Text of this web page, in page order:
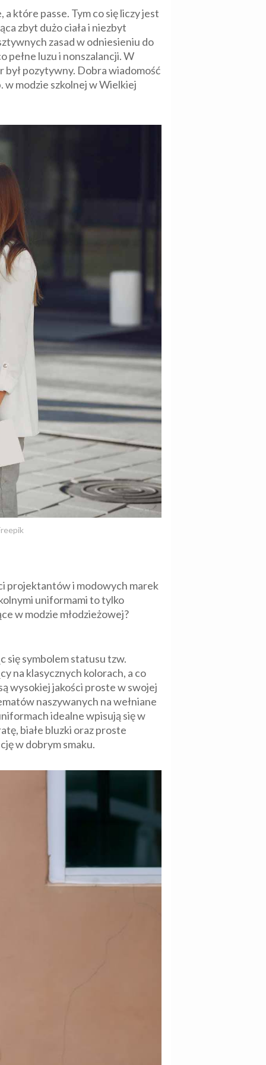
które passe. Tym co się liczy jest
zbyt dużo ciała i niezbyt
zasad w odniesieniu do
pełne luzu i nonszalancji. W
był pozytywny. Dobra wiadomość
w modzie szkolnej w Wielkiej
projektantów i modowych marek
uniformami to tylko
w modzie młodzieżowej?
się symbolem statusu tzw.
na klasycznych kolorach, a co
wysokiej jakości proste w swojej
naszywanych na wełniane
idealne wpisują się w
białe bluzki oraz proste
w dobrym smaku.